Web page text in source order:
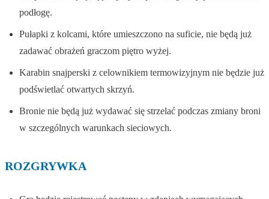
podłogę.
Pułapki z kolcami, które umieszczono na suficie, nie będą już
zadawać obrażeń graczom piętro wyżej.
Karabin snajperski z celownikiem termowizyjnym nie będzie już
podświetlać otwartych skrzyń.
Bronie nie będą już wydawać się strzelać podczas zmiany broni
w szczególnych warunkach sieciowych.
ROZGRYWKA